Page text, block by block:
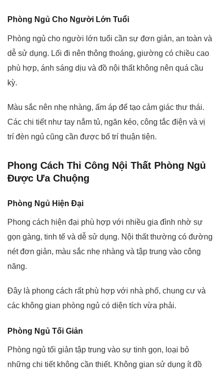
Phòng Ngủ Cho Người Lớn Tuổi
Phòng ngủ cho người lớn tuổi cần sự đơn giản, an toàn và
dễ sử dụng. Lối đi nên thông thoáng, giường có chiều cao
phù hợp, ánh sáng dịu và đồ nội thất không nên quá cầu
kỳ.
Màu sắc nên nhẹ nhàng, ấm áp để tạo cảm giác thư thái.
Các chi tiết như tay nắm tủ, ngăn kéo, công tắc điện và vị
trí đèn ngủ cũng cần được bố trí thuận tiện.
Phong Cách Thi Công Nội Thất Phòng Ngủ
Được Ưa Chuộng
Phòng Ngủ Hiện Đại
Phong cách hiện đại phù hợp với nhiều gia đình nhờ sự
gọn gàng, tinh tế và dễ sử dụng. Nội thất thường có đường
nét đơn giản, màu sắc nhẹ nhàng và tập trung vào công
năng.
Đây là phong cách rất phù hợp với nhà phố, chung cư và
các không gian phòng ngủ có diện tích vừa phải.
Phòng Ngủ Tối Giản
Phòng ngủ tối giản tập trung vào sự tinh gọn, loại bỏ
những chi tiết không cần thiết. Không gian sử dụng ít đồ